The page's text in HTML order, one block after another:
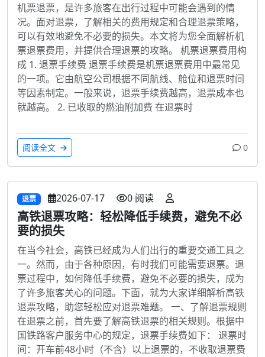
机票退票，是许多旅客在出行过程中可能会遇到的情
况。面对退票，了解相关的费用规定和合理退票策略，
可以有效地避免不必要的损失。本文将为您全面解析机
票退票费用，并提供合理退票的攻略。 机票退票费用构
成 1. 退票手续费 退票手续费是机票退票费用中最常见
的一项。它由航空公司根据不同航线、舱位和退票时间
等因素制定。一般来说，退票手续费越高，退票成本也
就越高。 2. 已收取的燃油附加费 在退票时
阅读全文 0
退票 2026-07-17 0 阅读
高铁退票攻略：轻松降低手续费，避免不必
要的损失
在当今社会，高铁已经成为人们出行的重要交通工具之
一。然而，由于各种原因，有时我们可能需要退票。退
票过程中，如何降低手续费，避免不必要的损失，成为
了许多旅客关心的问题。下面，就为大家详细解析高铁
退票攻略，助您轻松应对退票难题。 一、了解退票规则
在退票之前，首先要了解高铁退票的相关规则。根据中
国铁路客户服务中心的规定，退票手续费如下： 退票时
间：开车前48小时（不含）以上退票的，不收取退票费